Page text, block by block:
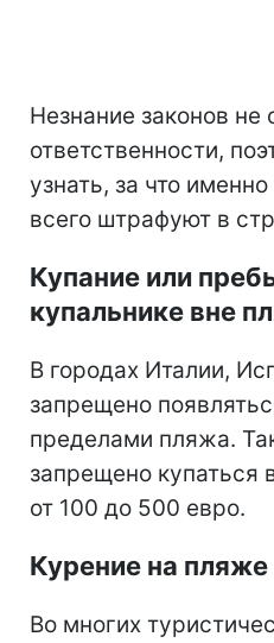
Незнание законов не
ответственности,
узнать, за что
всего штрафуют в
Купание или
купальнике вне
В городах Италии,
запрещено
пределами пляжа.
запрещено купаться
от 100 до 500 евро.
Курение на пляже
Во многих